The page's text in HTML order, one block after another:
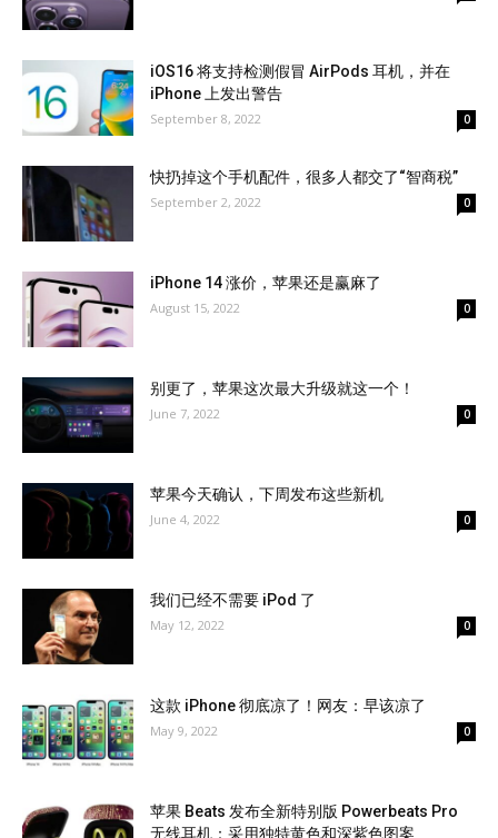
iOS16 将支持检测假冒 AirPods 耳机，并在
iPhone 上发出警告
September 8, 2022 0
快扔掉这个手机配件，很多人都交了“智商税”
September 2, 2022 0
iPhone 14 涨价，苹果还是赢麻了
August 15, 2022 0
别更了，苹果这次最大升级就这一个！
June 7, 2022 0
苹果今天确认，下周发布这些新机
June 4, 2022 0
我们已经不需要 iPod 了
May 12, 2022 0
这款 iPhone 彻底凉了！网友：早该凉了
May 9, 2022 0
苹果 Beats 发布全新特别版 Powerbeats Pro
无线耳机：采用独特黄色和深紫色图案